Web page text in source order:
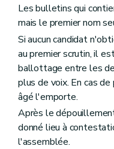
Les bulletins qui
mais le premier nom
Si aucun candidat
au premier scrutin, il
ballottage entre les
plus de voix. En cas
âgé l'emporte.
Après le
donné lieu à
l'assemblée.